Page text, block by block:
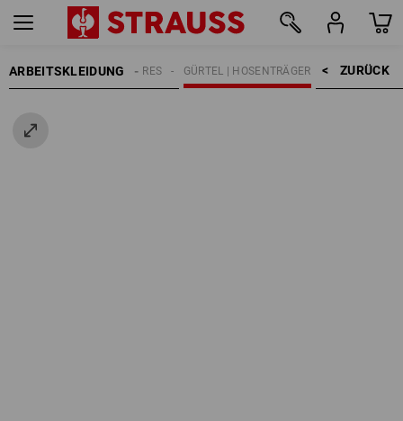
ARBEITSKLEIDUNG ZURÜCK    >
GÜRTEL | HOSENTRÄGER
ACCESSOIRES
HERREN